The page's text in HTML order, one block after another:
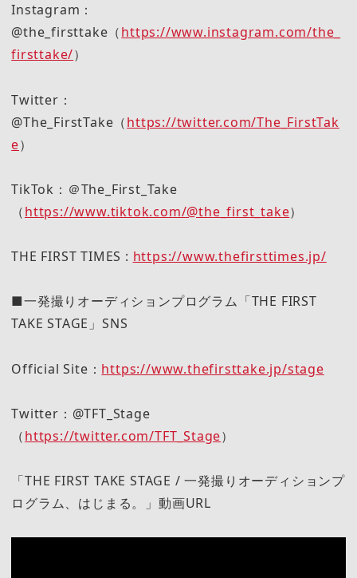
Instagram：
@the_firsttake（https://www.instagram.com/the_
firsttake/）
Twitter：
@The_FirstTake（https://twitter.com/The_FirstTak
e）
TikTok：＠The_First_Take
（https://www.tiktok.com/@the_first_take）
THE FIRST TIMES : https://www.thefirsttimes.jp/
■一発撮りオーディションプログラム「THE FIRST
TAKE STAGE」SNS
Official Site： https://www.thefirsttake.jp/stage
Twitter：@TFT_Stage
（https://twitter.com/TFT_Stage）
「THE FIRST TAKE STAGE / 一発撮りオーディションプ
ログラム、はじまる。」動画URL